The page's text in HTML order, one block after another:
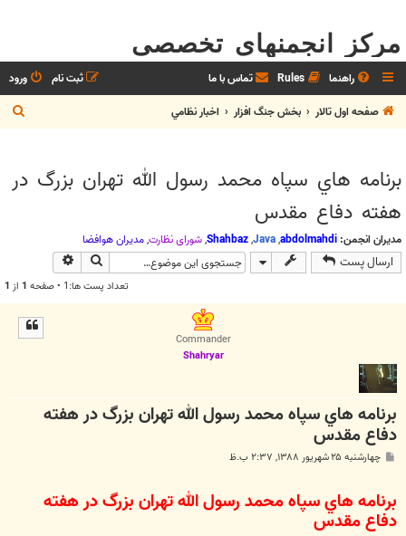
مرکز انجمنهای تخصصی
راهنما Rules تماس با ما ورود
ثبت نام
صفحه اول تالار
بخش جنگ افزار اخبار نظامي
س
برنامه هاي سپاه محمد رسول الله تهران بزرگ در
هفته دفاع مقدس
مدیران انجمن: abdolmahdi
,
Java
,
Shahbaz
,شوراي نظارت,مديران هوافضا
ارسال پست جستجو
تعداد پست ها:1 • صفحه 1 از 1
Commander
Shahryar
برنامه هاي سپاه محمد رسول الله تهران بزرگ در هفته
دفاع مقدس
س
چهارشنبه ۲۵ شهریور ۱۳۸۸, ۲:۳۷ ب.ظ
برنامه هاي سپاه محمد رسول الله تهران بزرگ در هفته
دفاع مقدس